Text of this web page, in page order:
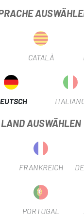
und Haltbarkeit
mit dem richtigen
für Benutzer auf
der neuen
Progressivität und
Vibrationen im Zyklusteil.
der Bremsscheiben.
hohe Temperaturen.
CATALÀ
LAND AUSWÄHLEN
FRANKREICH
PORTUGAL